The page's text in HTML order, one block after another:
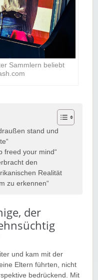
Sammlern beliebt
stand und
freed your mind“
den
Realität
zu erkennen“
der
und kam mit der
Eltern führten, nicht
bedrückend. Mit